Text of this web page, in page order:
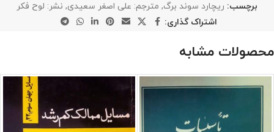
برچسب: ریچارد سوند برگ, مترجم: علی اصغر سعیدی, نشر: لوح فکر
اشتراک گذاری:
محصولات مشابه